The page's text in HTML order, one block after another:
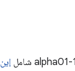
این